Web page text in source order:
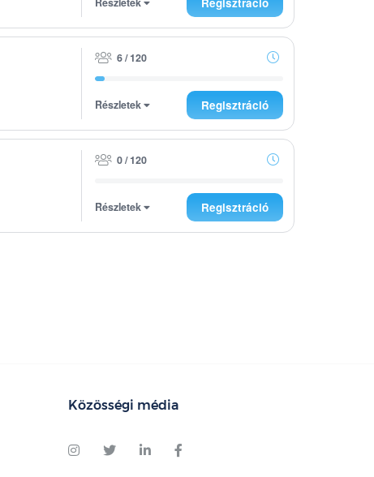
Regisztráció
6 / 120
Részletek Regisztráció
0 / 120
Részletek Regisztráció
Közösségi média